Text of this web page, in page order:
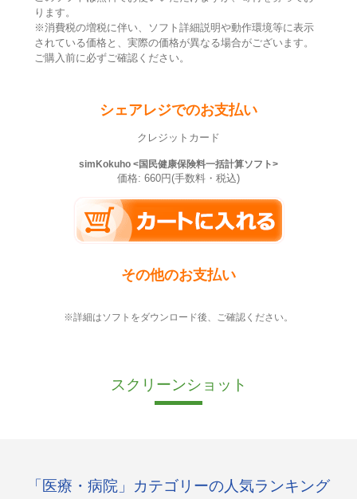
ります。
※消費税の増税に伴い、ソフト詳細説明や動作環境等に表示
されている価格と、実際の価格が異なる場合がございます。
ご購入前に必ずご確認ください。
シェアレジでのお支払い
クレジットカード
simKokuho <国民健康保険料一括計算ソフト>
価格: 660円(手数料・税込)
その他のお支払い
※詳細はソフトをダウンロード後、ご確認ください。
スクリーンショット
「医療・病院」カテゴリーの人気ランキング